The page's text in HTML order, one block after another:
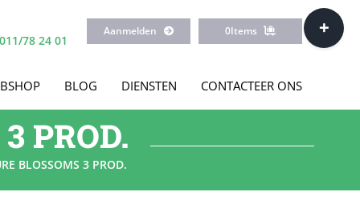
011/78 24 01
Aanmelden 0Items
BLOG DIENSTEN CONTACTEER ONS
PROD.
BLOSSOMS 3 PROD.
Toggle
Sliding